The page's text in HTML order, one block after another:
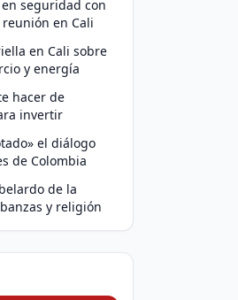
seguridad con
en Cali
en Cali sobre
y energía
hacer de
invertir
el diálogo
de Colombia
de la
y religión